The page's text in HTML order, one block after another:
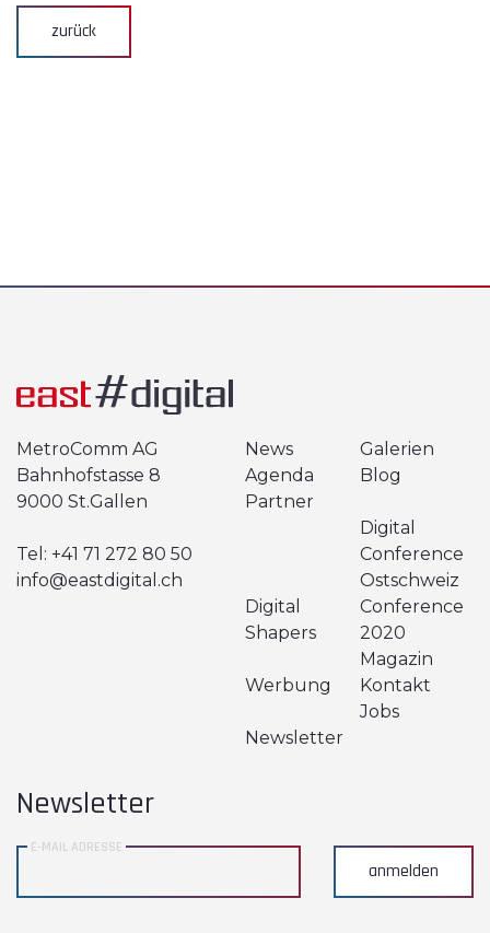
zurück
MetroComm AG
Bahnhofstasse 8
9000 St.Gallen
Tel: +41 71 272 80 50
info@eastdigital.ch
News
Galerien
Agenda
Blog
Partner
Digital
Conference
Ostschweiz
Digital
Shapers
Conference
2020
Werbung
Magazin
Kontakt
Newsletter
Jobs
Newsletter
E-MAIL ADRESSE
anmelden